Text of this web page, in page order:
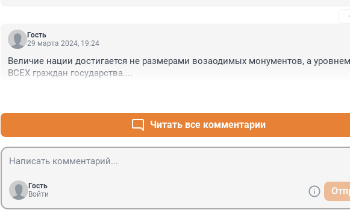
Гость
29 марта 2024, 19:24
Величие нации достигается не размерами возаодимых монументов, а
ВСЕХ граждан государства....
Читать все комментарии
Гость
Войти